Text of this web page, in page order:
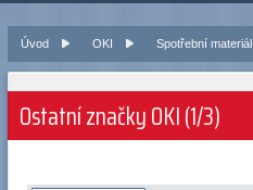
Úvod OKI Spotřební materiál
Ostatní značky OKI (1/3)